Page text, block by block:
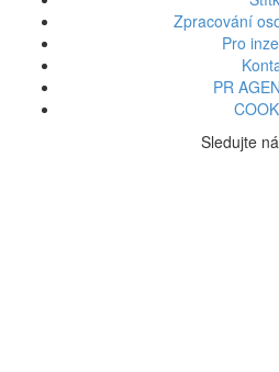
Zpracování
Pro
PR
Sledujte